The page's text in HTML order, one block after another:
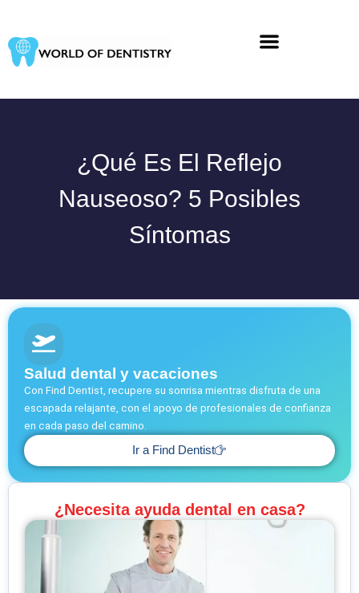
contenido
¿Qué Es El Reflejo
Nauseoso? 5 Posibles
Síntomas
Salud dental y vacaciones
Con Find Dentist, recupere su sonrisa mientras disfruta de una
escapada relajante, con el apoyo de profesionales de confianza
en cada paso del camino.
Ir a Find Dentist
¿Necesita ayuda dental en casa?